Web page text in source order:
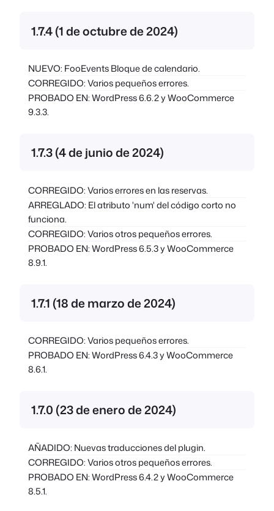
1.7.4 (1 de octubre de 2024)
NUEVO: FooEvents Bloque de calendario.
CORREGIDO: Varios pequeños errores.
PROBADO EN: WordPress 6.6.2 y WooCommerce
9.3.3.
1.7.3 (4 de junio de 2024)
CORREGIDO: Varios errores en las reservas.
ARREGLADO: El atributo 'num' del código corto no
funciona.
CORREGIDO: Varios otros pequeños errores.
PROBADO EN: WordPress 6.5.3 y WooCommerce
8.9.1.
1.7.1 (18 de marzo de 2024)
CORREGIDO: Varios pequeños errores.
PROBADO EN: WordPress 6.4.3 y WooCommerce
8.6.1.
1.7.0 (23 de enero de 2024)
AÑADIDO: Nuevas traducciones del plugin.
CORREGIDO: Varios otros pequeños errores.
PROBADO EN: WordPress 6.4.2 y WooCommerce
8.5.1.